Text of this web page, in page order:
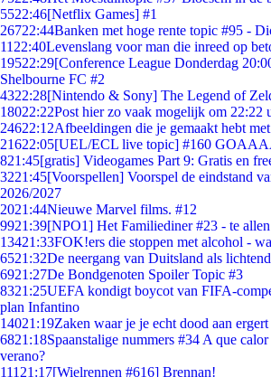
5522:46[Netflix Games] #1
26722:44Banken met hoge rente topic #95 -
11 22:40Levenslang voor man die inreed op
19522:29[Conference League Donderdag
Shelbourne FC #2
4322:28[Nintendo & Sony] The Legend of
18022:22Post hier zo vaak mogelijk om 22:22
24622:12Afbeeldingen die je gemaakt hebt
21622:05[UEL/ECL live topic] #160
821:45[gratis] Videogames Part 9: Gratis en
3221:45[Voorspellen] Voorspel de eindstand
2026/2027
2021:44Nieuwe Marvel films. #12
9921:39[NPO1] Het Familiediner #23 - te
13421:33FOK!ers die stoppen met alcohol -
6521:32De neergang van Duitsland als
6921:27De Bondgenoten Spoiler Topic #3
8321:25UEFA kondigt boycot van FIFA-
plan Infantino
14021:19Zaken waar je je echt dood aan
6821:18Spaanstalige nummers #34 A que
verano?
111 21:17[Wielrennen #616] Brennan!